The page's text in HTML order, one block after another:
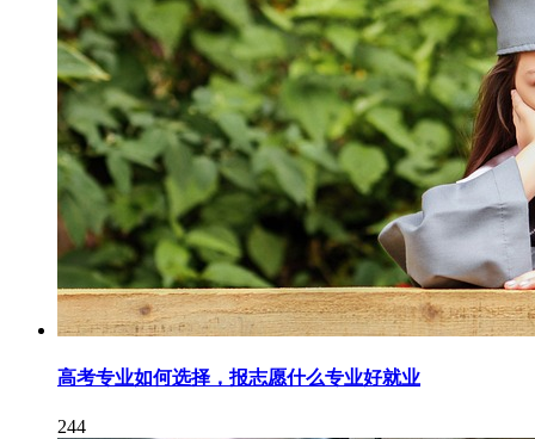
高考专业如何选择，报志愿什么专业好就业
244